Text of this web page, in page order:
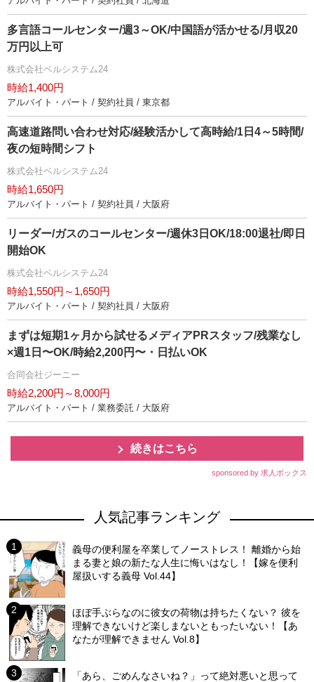
多言語コールセンター/週3～OK/中国語が活かせる/月収20
万円以上可
株式会社ベルシステム24
時給1,400円
アルバイト・パート / 契約社員 / 東京都
高速道路問い合わせ対応/経験活かして高時給/1日4～5時間/
夜の短時間シフト
株式会社ベルシステム24
時給1,650円
アルバイト・パート / 契約社員 / 大阪府
リーダー/ガスのコールセンター/週休3日OK/18:00退社/即日
開始OK
株式会社ベルシステム24
時給1,550円～1,650円
アルバイト・パート / 契約社員 / 大阪府
まずは短期1ヶ月から試せるメディアPRスタッフ/残業なし
×週1日〜OK/時給2,200円〜・日払いOK
合同会社ジーニー
時給2,200円～8,000円
アルバイト・パート / 業務委託 / 大阪府
続きはこちら
sponsored by 求人ボックス
人気記事ランキング
義母の便利屋を卒業してノーストレス！ 離婚から始
まる妻と娘の新たな人生に悔いはなし！【嫁を便利
屋扱いする義母 Vol.44】
ほぼ手ぶらなのに彼女の荷物は持ちたくない？ 彼を
理解できないけど楽しまないともったいない！【あ
なたが理解できません Vol.8】
「あら、ごめんなさいね？」って絶対悪いと思って